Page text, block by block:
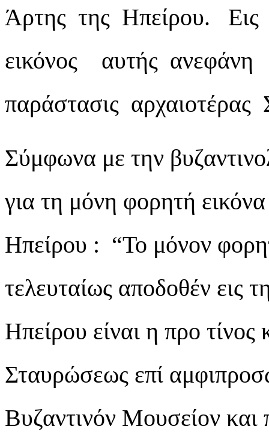
Άρτης της Ηπείρου.
εικόνος αυτής
παράστασις
Σύμφωνα με την
για τη μόνη φορητή
Ηπείρου : “Το μόνον
τελευταίως αποδοθέν εις
Ηπείρου είναι η προ
Σταυρώσεως επί
Βυζαντινόν Μουσείον